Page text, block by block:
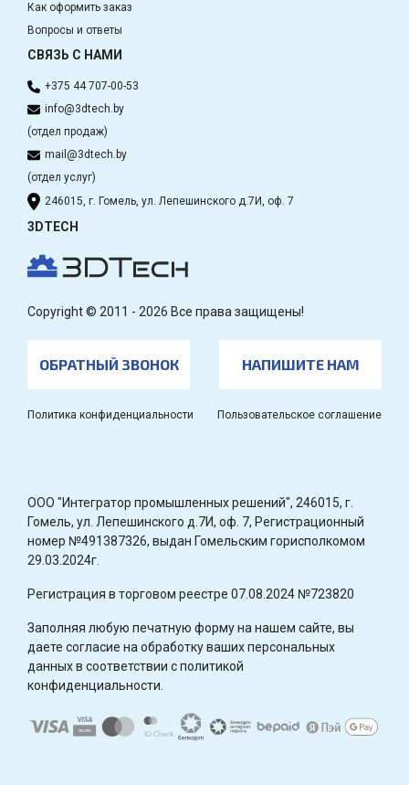
Как оформить заказ
Вопросы и ответы
СВЯЗЬ С НАМИ
+375 44 707-00-53
info@3dtech.by
(отдел продаж)
mail@3dtech.by
(отдел услуг)
246015, г. Гомель, ул. Лепешинского д.7И, оф. 7
3DTECH
Copyright © 2011 - 2026 Все права защищены!
ОБРАТНЫЙ ЗВОНОК НАПИШИТЕ НАМ
Политика конфиденциальности Пользовательское соглашение
OOO "Интегратор промышленных решений", 246015, г.
Гомель, ул. Лепешинского д.7И, оф. 7, Регистрационный
номер №491387326, выдан Гомельским горисполкомом
29.03.2024г.
Регистрация в торговом реестре 07.08.2024 №723820
Заполняя любую печатную форму на нашем сайте, вы
даете согласие на обработку ваших персональных
данных в соответствии с политикой
конфиденциальности.